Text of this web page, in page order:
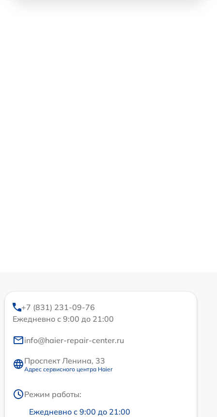
+7 (831) 231-09-76
Ежедневно с 9:00 до 21:00
info@haier-repair-center.ru
Проспект Ленина, 33
Адрес сервисного центра Haier
Режим работы:
Ежедневно с 9:00 до 21:00